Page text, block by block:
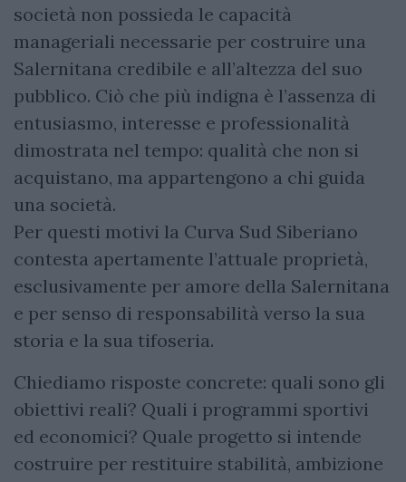
società non possieda le capacità
manageriali necessarie per costruire una
Salernitana credibile e all’altezza del suo
pubblico. Ciò che più indigna è l’assenza di
entusiasmo, interesse e professionalità
dimostrata nel tempo: qualità che non si
acquistano, ma appartengono a chi guida
una società.
Per questi motivi la Curva Sud Siberiano
contesta apertamente l’attuale proprietà,
esclusivamente per amore della Salernitana
e per senso di responsabilità verso la sua
storia e la sua tifoseria.
Chiediamo risposte concrete: quali sono gli
obiettivi reali? Quali i programmi sportivi
ed economici? Quale progetto si intende
costruire per restituire stabilità, ambizione